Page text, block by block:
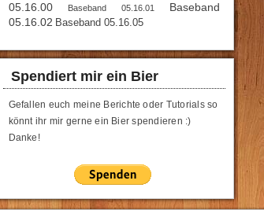
05.16.00
Baseband 05.16.01
Baseband
05.16.02 Baseband 05.16.05
Spendiert mir ein Bier
Gefallen euch meine Berichte oder Tutorials so
könnt ihr mir gerne ein Bier spendieren :)
Danke!